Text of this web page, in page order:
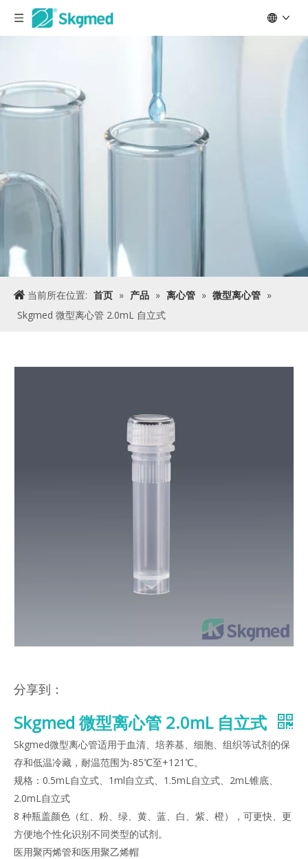
当前所在位置: 首页 » 产品 » 离心管 » 微型离心管 »
Skgmed 微型离心管 2.0mL 自立式
分享到：
Skgmed 微型离心管 2.0mL 自立式
Skgmed微型离心管适用于血清、培养基、细胞、组织等试剂的保
存和低温冷藏，耐温范围为-85℃至+121℃。
规格：0.5mL自立式、1ml自立式、1.5mL自立式、2mL锥底、
2.0mL自立式
8 种瓶盖颜色（红、粉、绿、黄、蓝、白、紫、橙），可更快、更
方便地个性化识别不同类型的试剂。
医用聚丙烯管和医用聚乙烯帽